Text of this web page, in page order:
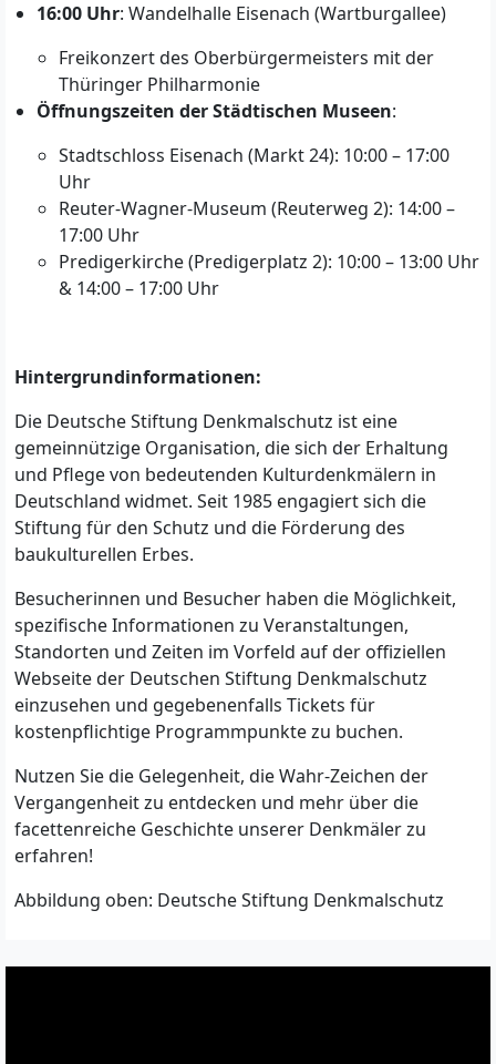
16:00 Uhr: Wandelhalle Eisenach (Wartburgallee)
Freikonzert des Oberbürgermeisters mit der
Thüringer Philharmonie
Öffnungszeiten der Städtischen Museen:
Stadtschloss Eisenach (Markt 24): 10:00 – 17:00
Uhr
Reuter-Wagner-Museum (Reuterweg 2): 14:00 –
17:00 Uhr
Predigerkirche (Predigerplatz 2): 10:00 – 13:00 Uhr
& 14:00 – 17:00 Uhr
Hintergrundinformationen:
Die Deutsche Stiftung Denkmalschutz ist eine
gemeinnützige Organisation, die sich der Erhaltung
und Pflege von bedeutenden Kulturdenkmälern in
Deutschland widmet. Seit 1985 engagiert sich die
Stiftung für den Schutz und die Förderung des
baukulturellen Erbes.
Besucherinnen und Besucher haben die Möglichkeit,
spezifische Informationen zu Veranstaltungen,
Standorten und Zeiten im Vorfeld auf der offiziellen
Webseite der Deutschen Stiftung Denkmalschutz
einzusehen und gegebenenfalls Tickets für
kostenpflichtige Programmpunkte zu buchen.
Nutzen Sie die Gelegenheit, die Wahr-Zeichen der
Vergangenheit zu entdecken und mehr über die
facettenreiche Geschichte unserer Denkmäler zu
erfahren!
Abbildung oben: Deutsche Stiftung Denkmalschutz